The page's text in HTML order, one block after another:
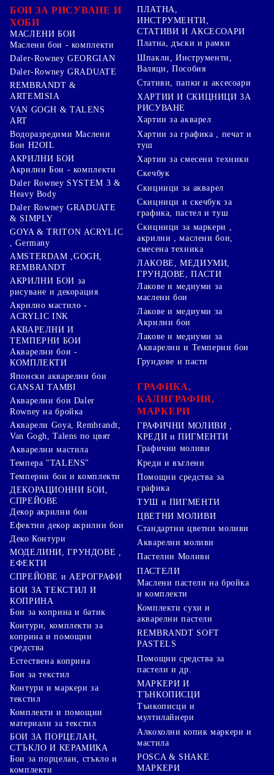
БОИ ЗА РИСУВАНЕ И
ХОБИ
МАСЛЕНИ БОИ
Маслени бои - комплекти
Daler-Rowney GEORGIAN
Daler-Rowney GRADUATE
REMBRANDT &
ARTEMISIA
VAN GOGH & TALENS
ART
Водоразредими Маслени
Бои H2OIL
АКРИЛНИ БОИ
Акрилни Бои - комплекти
Daler Rowney SYSTEM 3 &
Heavy Body
Daler Rowney GRADUATE
& SIMPLY
GOYA & TRITON АCRYLIC
, Germany
AMSTERDAM ,GOGH,
REMBRANDT
АКРИЛНИ БОИ за
рисуване и декорация
Акрилно мастило -
ACRYLIC INK
АКВАРЕЛНИ И
ТЕМПЕРНИ БОИ
Акварелни бои -
КОМПЛЕКТИ
Японски акварелни бои
GANSAI TAMBI
Акварелни бои Daler
Rowney на бройка
Акварели Goya, Rembrandt,
Van Gogh, Talens по цвят
Акварелни мастила
Темпера "TALENS"
Темперни бои и комплекти
ДЕКОРАЦИОННИ БОИ,
СПРЕЙОВЕ
Декор акрилни бои
Ефектни декор акрилни бои
Деко Контури
МОДЕЛИНИ, ГРУНДОВЕ ,
ЕФЕКТИ
СПРЕЙОВЕ и АЕРОГРАФИ
БОИ ЗА ТЕКСТИЛ И
КОПРИНА
Бои за коприна и батик
Контури, комплекти за
коприна и помощни
средства
Естествена коприна
Бои за текстил
Контури и маркери за
текстил
Комплекти и помощни
материали за текстил
БОИ ЗА ПОРЦЕЛАН,
СТЪКЛО И КЕРАМИКА
Бои за порцелан, стъкло и
комплекти
ПЛАТНА,
ИНСТРУМЕНТИ,
СТАТИВИ И АКСЕСОАРИ
Платна, дъски и рамки
Шпакли, Инструменти,
Валяци, Пособия
Стативи, папки и аксесоари
ХАРТИИ И СКИЦНИЦИ ЗА
РИСУВАНЕ
Хартии за акварел
Хартии за графика , печат и
туш
Хартии за смесени техники
Скечбук
Скицници за акварел
Скицници и скечбук за
графика, пастел и туш
Скицници за маркери ,
акрилни , маслени бои,
смесена техника
ЛАКОВЕ, МЕДИУМИ,
ГРУНДОВЕ, ПАСТИ
Лакове и медиуми за
маслени бои
Лакове и медиуми за
Акрилни бои
Лакове и медиуми за
Акварелни и Темперни бои
Грундове и пасти
ГРАФИКА,
КАЛИГРАФИЯ,
МАРКЕРИ
ГРАФИЧНИ МОЛИВИ ,
КРЕДИ и ПИГМЕНТИ
Графични моливи
Креди и въглени
Помощни средства за
графика
ТУШ и ПИГМЕНТИ
ЦВЕТНИ МОЛИВИ
Стандартни цветни моливи
Акварелни моливи
Пастелни Моливи
ПАСТЕЛИ
Маслени пастели на бройка
и комплекти
Комплекти сухи и
акварелни пастели
REMBRANDT SOFT
PASTELS
Помощни средства за
пастели и др.
МАРКЕРИ И
ТЪНКОПИСЦИ
Тънкописци и
мултилайнери
Алкохолни копик маркери и
мастила
POSCA & SHAKE
МАРКЕРИ